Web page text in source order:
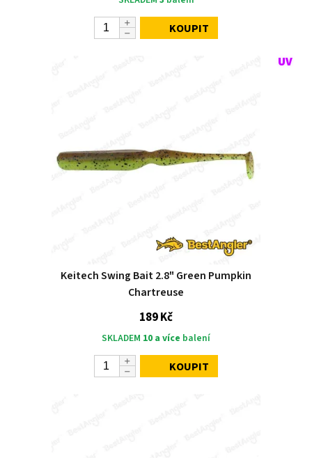
KOUPIT
Keitech Swing Bait 2.8" Green Pumpkin
Chartreuse
189 Kč
SKLADEM 10 a více balení
KOUPIT